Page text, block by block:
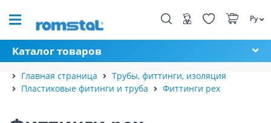
Ру
Каталог товаров
Главная страница
Трубы, фиттинги, изоляция
Пластиковые фитинги и труба
Фиттинги pex